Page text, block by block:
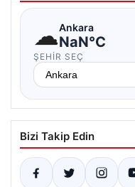
☁Ankara
NaN°C
ŞEHIR SEÇ
Bizi Takip Edin